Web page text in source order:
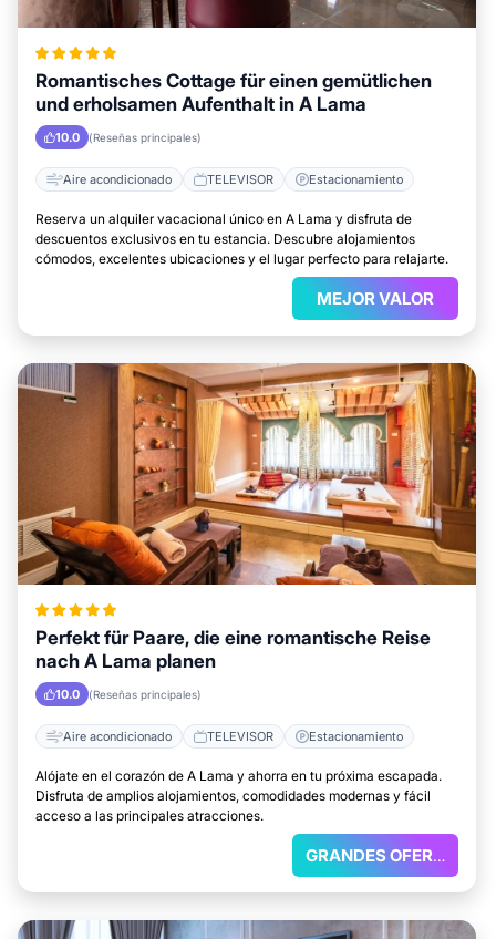
Romantisches Cottage für einen gemütlichen
und erholsamen Aufenthalt in A Lama
10.0 (Reseñas principales)
Aire acondicionado TELEVISOR Estacionamiento
Reserva un alquiler vacacional único en A Lama y disfruta de
descuentos exclusivos en tu estancia. Descubre alojamientos
cómodos, excelentes ubicaciones y el lugar perfecto para relajarte.
MEJOR VALOR
Perfekt für Paare, die eine romantische Reise
nach A Lama planen
10.0 (Reseñas principales)
Aire acondicionado TELEVISOR Estacionamiento
Alójate en el corazón de A Lama y ahorra en tu próxima escapada.
Disfruta de amplios alojamientos, comodidades modernas y fácil
acceso a las principales atracciones.
GRANDES OFERTAS